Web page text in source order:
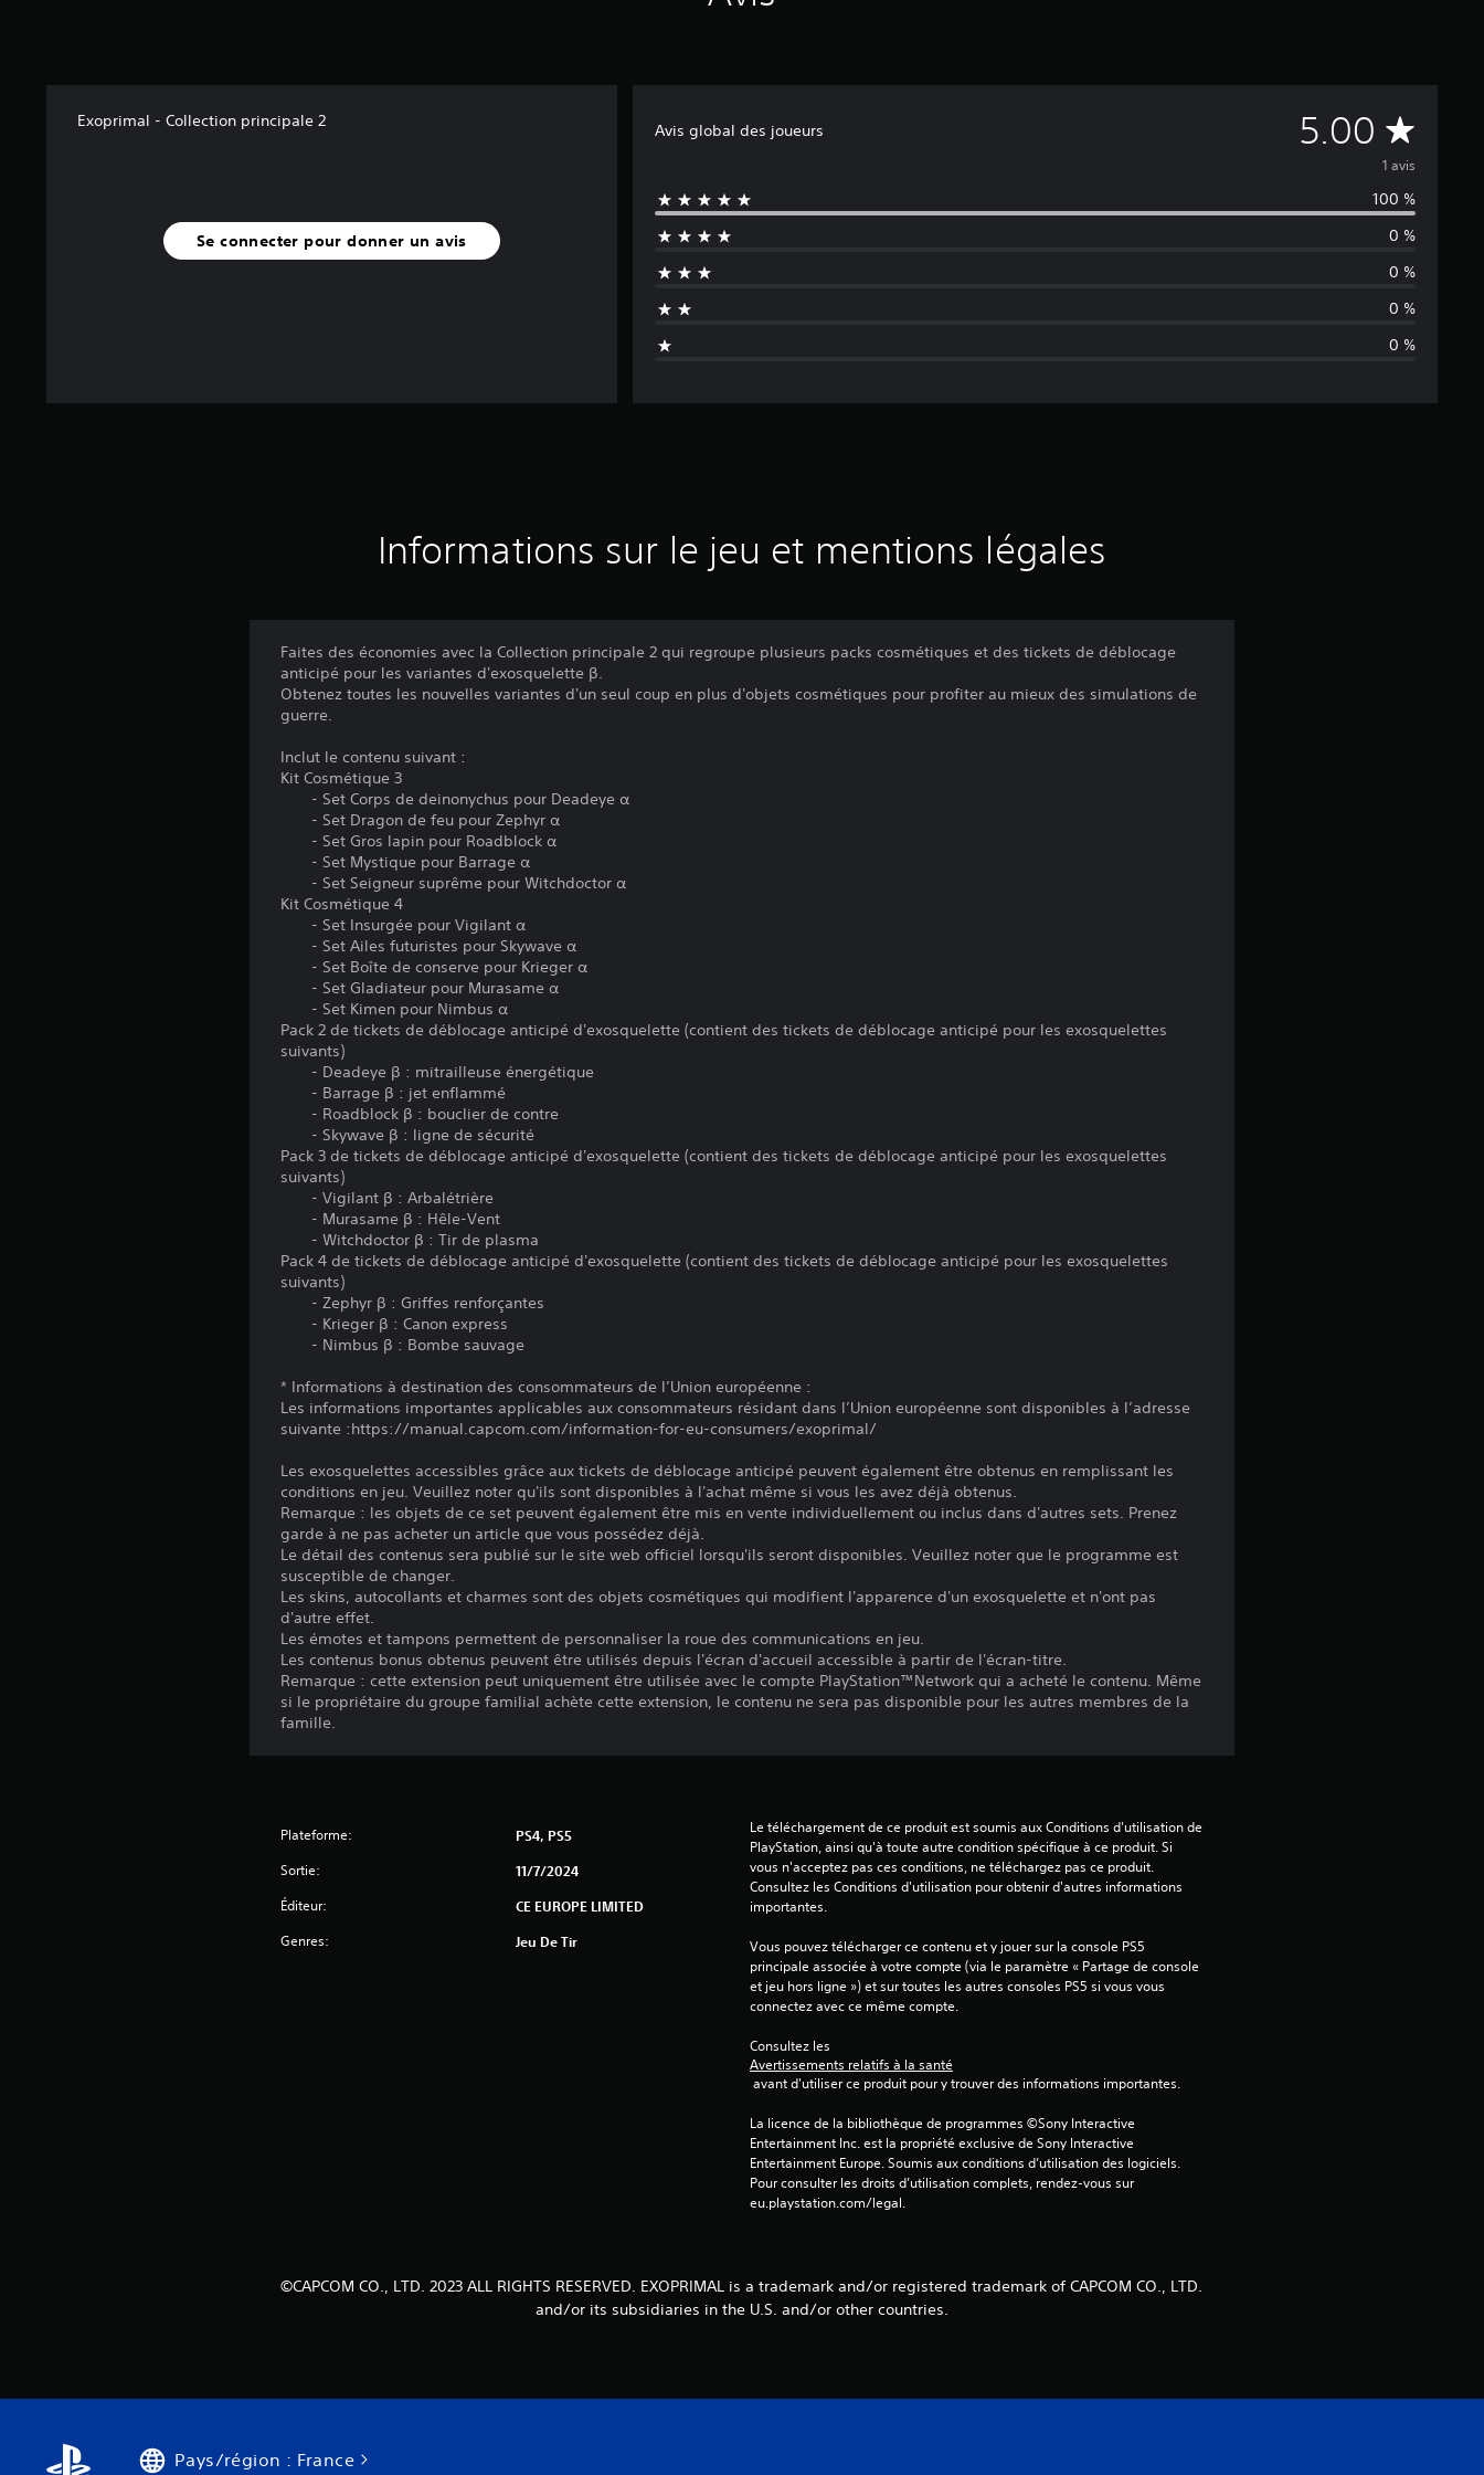
Exoprimal - Collection principale 2
Se connecter pour donner un avis
Avis global des joueurs 5.00 M
o
y
e
n
n
e
1 avis
100 %
0 %
0 %
0 %
0 %
Informations sur le jeu et mentions légales
Faites des économies avec la Collection principale 2 qui regroupe plusieurs packs cosmétiques et des tickets de déblocage
anticipé pour les variantes d'exosquelette β.
Obtenez toutes les nouvelles variantes d'un seul coup en plus d'objets cosmétiques pour profiter au mieux des simulations de
guerre.
Inclut le contenu suivant :
Kit Cosmétique 3
- Set Corps de deinonychus pour Deadeye α
- Set Dragon de feu pour Zephyr α
- Set Gros lapin pour Roadblock α
- Set Mystique pour Barrage α
- Set Seigneur suprême pour Witchdoctor α
Kit Cosmétique 4
- Set Insurgée pour Vigilant α
- Set Ailes futuristes pour Skywave α
- Set Boîte de conserve pour Krieger α
- Set Gladiateur pour Murasame α
- Set Kimen pour Nimbus α
Pack 2 de tickets de déblocage anticipé d'exosquelette (contient des tickets de déblocage anticipé pour les exosquelettes
suivants)
- Deadeye β : mitrailleuse énergétique
- Barrage β : jet enflammé
- Roadblock β : bouclier de contre
- Skywave β : ligne de sécurité
Pack 3 de tickets de déblocage anticipé d'exosquelette (contient des tickets de déblocage anticipé pour les exosquelettes
suivants)
- Vigilant β : Arbalétrière
- Murasame β : Hêle-Vent
- Witchdoctor β : Tir de plasma
Pack 4 de tickets de déblocage anticipé d'exosquelette (contient des tickets de déblocage anticipé pour les exosquelettes
suivants)
- Zephyr β : Griffes renforçantes
- Krieger β : Canon express
- Nimbus β : Bombe sauvage
* Informations à destination des consommateurs de l’Union européenne :
Les informations importantes applicables aux consommateurs résidant dans l’Union européenne sont disponibles à l’adresse
suivante :https://manual.capcom.com/information-for-eu-consumers/exoprimal/
Les exosquelettes accessibles grâce aux tickets de déblocage anticipé peuvent également être obtenus en remplissant les
conditions en jeu. Veuillez noter qu'ils sont disponibles à l'achat même si vous les avez déjà obtenus.
Remarque : les objets de ce set peuvent également être mis en vente individuellement ou inclus dans d'autres sets. Prenez
garde à ne pas acheter un article que vous possédez déjà.
Le détail des contenus sera publié sur le site web officiel lorsqu'ils seront disponibles. Veuillez noter que le programme est
susceptible de changer.
Les skins, autocollants et charmes sont des objets cosmétiques qui modifient l'apparence d'un exosquelette et n'ont pas
d'autre effet.
Les émotes et tampons permettent de personnaliser la roue des communications en jeu.
Les contenus bonus obtenus peuvent être utilisés depuis l'écran d'accueil accessible à partir de l'écran-titre.
Remarque : cette extension peut uniquement être utilisée avec le compte PlayStation™Network qui a acheté le contenu. Même
si le propriétaire du groupe familial achète cette extension, le contenu ne sera pas disponible pour les autres membres de la
famille.
Plateforme: PS4, PS5
Sortie: 11/7/2024
Éditeur: CE EUROPE LIMITED
Genres: Jeu De Tir
Le téléchargement de ce produit est soumis aux Conditions d'utilisation de
PlayStation, ainsi qu'à toute autre condition spécifique à ce produit. Si
vous n'acceptez pas ces conditions, ne téléchargez pas ce produit.
Consultez les Conditions d'utilisation pour obtenir d'autres informations
importantes.
Vous pouvez télécharger ce contenu et y jouer sur la console PS5
principale associée à votre compte (via le paramètre « Partage de console
et jeu hors ligne ») et sur toutes les autres consoles PS5 si vous vous
connectez avec ce même compte.
Consultez les
Avertissements relatifs à la santé
avant d'utiliser ce produit pour y trouver des informations importantes.
La licence de la bibliothèque de programmes ©Sony Interactive
Entertainment Inc. est la propriété exclusive de Sony Interactive
Entertainment Europe. Soumis aux conditions d’utilisation des logiciels.
Pour consulter les droits d’utilisation complets, rendez-vous sur
eu.playstation.com/legal.
©CAPCOM CO., LTD. 2023 ALL RIGHTS RESERVED. EXOPRIMAL is a trademark and/or registered trademark of CAPCOM CO., LTD.
and/or its subsidiaries in the U.S. and/or other countries.
Pays/région : France